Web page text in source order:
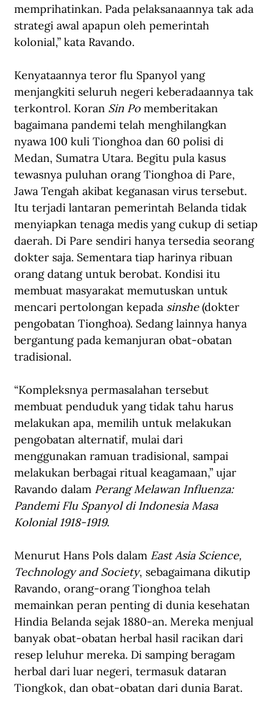
memprihatinkan. Pada pelaksanaannya tak ada
strategi awal apapun oleh pemerintah
kolonial,” kata Ravando.
Kenyataannya teror flu Spanyol yang
menjangkiti seluruh negeri keberadaannya tak
terkontrol. Koran Sin Po memberitakan
bagaimana pandemi telah menghilangkan
nyawa 100 kuli Tionghoa dan 60 polisi di
Medan, Sumatra Utara. Begitu pula kasus
tewasnya puluhan orang Tionghoa di Pare,
Jawa Tengah akibat keganasan virus tersebut.
Itu terjadi lantaran pemerintah Belanda tidak
menyiapkan tenaga medis yang cukup di setiap
daerah. Di Pare sendiri hanya tersedia seorang
dokter saja. Sementara tiap harinya ribuan
orang datang untuk berobat. Kondisi itu
membuat masyarakat memutuskan untuk
mencari pertolongan kepada sinshe (dokter
pengobatan Tionghoa). Sedang lainnya hanya
bergantung pada kemanjuran obat-obatan
tradisional.
“Kompleksnya permasalahan tersebut
membuat penduduk yang tidak tahu harus
melakukan apa, memilih untuk melakukan
pengobatan alternatif, mulai dari
menggunakan ramuan tradisional, sampai
melakukan berbagai ritual keagamaan,” ujar
Ravando dalam Perang Melawan Influenza:
Pandemi Flu Spanyol di Indonesia Masa
Kolonial 1918-1919.
Menurut Hans Pols dalam East Asia Science,
Technology and Society, sebagaimana dikutip
Ravando, orang-orang Tionghoa telah
memainkan peran penting di dunia kesehatan
Hindia Belanda sejak 1880-an. Mereka menjual
banyak obat-obatan herbal hasil racikan dari
resep leluhur mereka. Di samping beragam
herbal dari luar negeri, termasuk dataran
Tiongkok, dan obat-obatan dari dunia Barat.